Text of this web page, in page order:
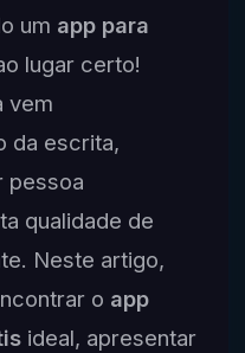
um app para
lugar certo!
vem
da escrita,
pessoa
qualidade de
Neste artigo,
o app
ideal, apresentar